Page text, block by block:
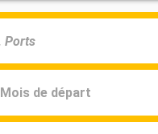
Mois de départ